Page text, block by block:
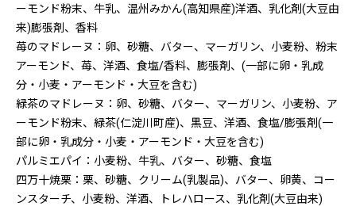
ーモンド粉末、牛乳、温州みかん(高知県産)洋酒、乳化剤(大豆由
来)膨張剤、香料
苺のマドレーヌ：卵、砂糖、バター、マーガリン、小麦粉、粉末
アーモンド、苺、洋酒、食塩/香料、膨張剤、(一部に卵・乳成
分・小麦・アーモンド・大豆を含む)
緑茶のマドレーヌ：卵、砂糖、バター、マーガリン、小麦粉、ア
ーモンド粉末、緑茶(仁淀川町産)、黒豆、洋酒、食塩/膨張剤(一
部に卵・乳成分・小麦・アーモンド・大豆を含む)
パルミエパイ：小麦粉、牛乳、バター、砂糖、食塩
四万十焼栗：栗、砂糖、クリーム(乳製品)、バター、卵黄、コー
ンスターチ、小麦粉、洋酒、トレハロース、乳化剤(大豆由来)